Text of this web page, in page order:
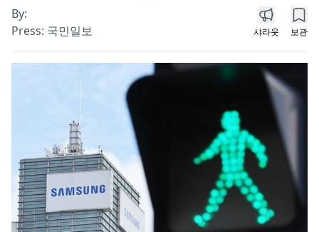
By:
Press: 국민일보 샤라웃 보관